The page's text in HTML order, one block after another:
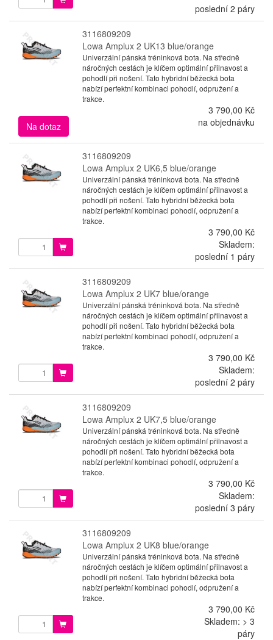
poslední 2 páry
3116809209
Lowa Amplux 2 UK13 blue/orange
Univerzální pánská tréninková bota. Na středně
náročných cestách je klíčem optimální přilnavost a
pohodlí při nošení. Tato hybridní běžecká bota
nabízí perfektní kombinaci pohodlí, odpružení a
trakce.
3 790,00 Kč
Na dotaz
na objednávku
3116809209
Lowa Amplux 2 UK6,5 blue/orange
Univerzální pánská tréninková bota. Na středně
náročných cestách je klíčem optimální přilnavost a
pohodlí při nošení. Tato hybridní běžecká bota
nabízí perfektní kombinaci pohodlí, odpružení a
trakce.
3 790,00 Kč
Skladem:
poslední 1 páry
3116809209
Lowa Amplux 2 UK7 blue/orange
Univerzální pánská tréninková bota. Na středně
náročných cestách je klíčem optimální přilnavost a
pohodlí při nošení. Tato hybridní běžecká bota
nabízí perfektní kombinaci pohodlí, odpružení a
trakce.
3 790,00 Kč
Skladem:
poslední 2 páry
3116809209
Lowa Amplux 2 UK7,5 blue/orange
Univerzální pánská tréninková bota. Na středně
náročných cestách je klíčem optimální přilnavost a
pohodlí při nošení. Tato hybridní běžecká bota
nabízí perfektní kombinaci pohodlí, odpružení a
trakce.
3 790,00 Kč
Skladem:
poslední 3 páry
3116809209
Lowa Amplux 2 UK8 blue/orange
Univerzální pánská tréninková bota. Na středně
náročných cestách je klíčem optimální přilnavost a
pohodlí při nošení. Tato hybridní běžecká bota
nabízí perfektní kombinaci pohodlí, odpružení a
trakce.
3 790,00 Kč
Skladem: > 3
páry